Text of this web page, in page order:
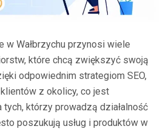
w Wałbrzychu przynosi wiele
które chcą zwiększyć swoją
odpowiednim strategiom SEO,
z okolicy, co jest
którzy prowadzą działalność
poszukują usług i produktów w